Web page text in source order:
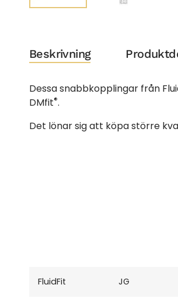
Beskrivning
Dessa snabbkopplingar från
DMfit®.
Det lönar sig att köpa större
FluidFit JG